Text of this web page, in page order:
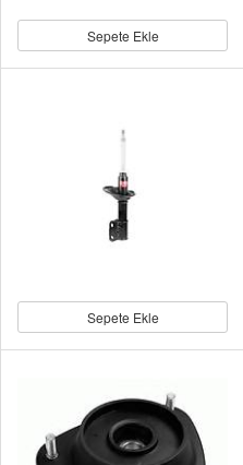
Sepete Ekle
Sepete Ekle